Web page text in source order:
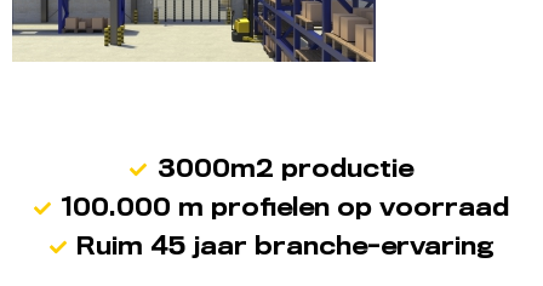
3000m2 productie
100.000 m profielen op voorraad
Ruim 45 jaar branche-ervaring